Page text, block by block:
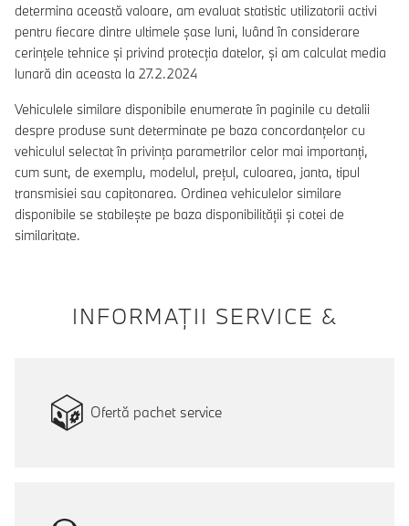
determina această valoare, am evaluat statistic utilizatorii activi
pentru fiecare dintre ultimele șase luni, luând în considerare
cerințele tehnice și privind protecția datelor, și am calculat media
lunară din aceasta la 27.2.2024
Vehiculele similare disponibile enumerate în paginile cu detalii
despre produse sunt determinate pe baza concordanțelor cu
vehiculul selectat în privința parametrilor celor mai importanți,
cum sunt, de exemplu, modelul, prețul, culoarea, janta, tipul
transmisiei sau capitonarea. Ordinea vehiculelor similare
disponibile se stabilește pe baza disponibilității și cotei de
similaritate.
INFORMAŢII SERVICE &
Ofertă pachet service